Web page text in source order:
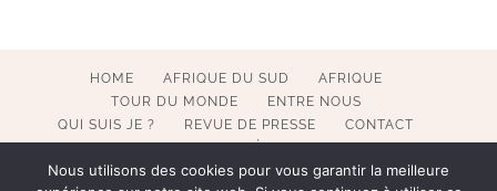
HOME AFRIQUE DU SUD
AFRIQUE
TOUR DU MONDE
ENTRE NOUS
QUI SUIS JE ?
REVUE DE PRESSE
CONTACT
Nous utilisons des cookies pour vous garantir la meilleure